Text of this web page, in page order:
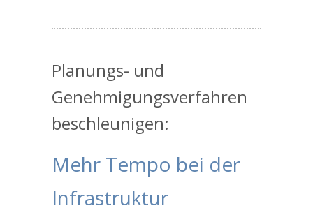
Planungs- und
Genehmigungsverfahren
beschleunigen:
Mehr Tempo bei der
Infrastruktur